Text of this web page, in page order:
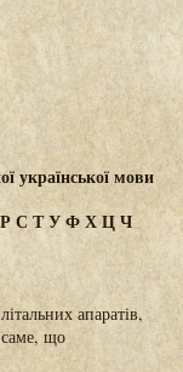
української мови
Р СТУФХЦЧ
апаратів,
саме, що